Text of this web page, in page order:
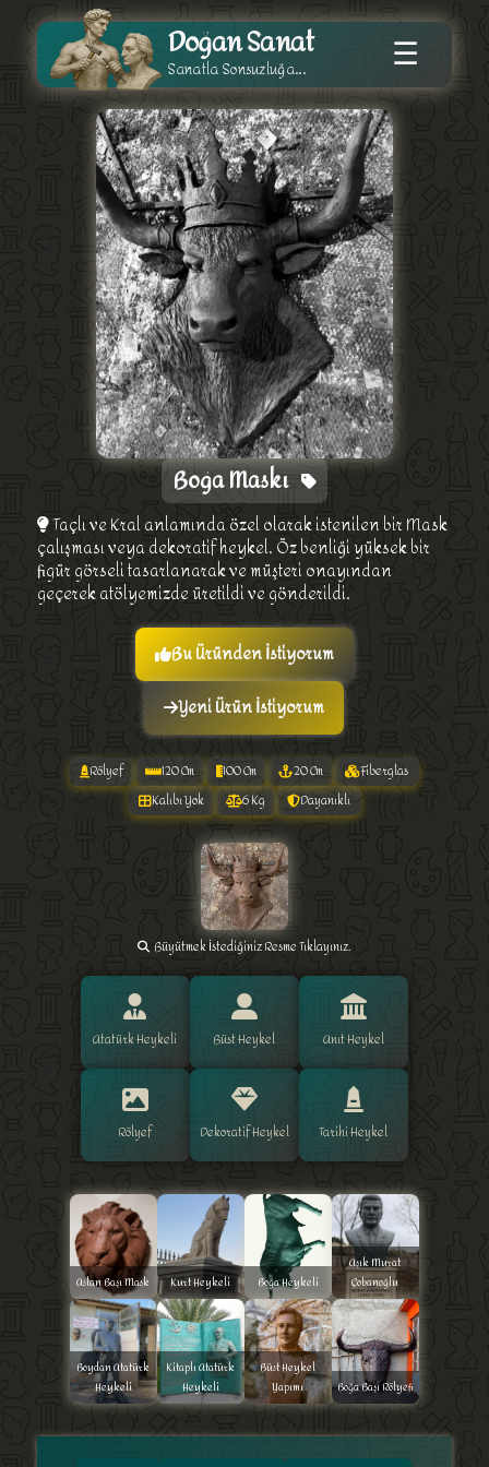
Doğan Sanat
Sanatla Sonsuzluğa... ☰
Boğa Maskı
Taçlı ve Kral anlamında özel olarak istenilen bir Mask
çalışması veya dekoratif heykel. Öz benliği yüksek bir
figür görseli tasarlanarak ve müşteri onayından
geçerek atölyemizde üretildi ve gönderildi.
Bu Üründen İstiyorum
Yeni Ürün İstiyorum
Rölyef 120 Cm 100 Cm 20 Cm
Fiberglas
Kalıbı Yok
6 Kg Dayanıklı
Büyütmek İstediğiniz Resme Tıklayınız.
Atatürk Heykeli Büst Heykel Anıt Heykel
Rölyef Dekoratif Heykel Tarihi Heykel
Aslan Başı Mask Kurt Heykeli Boğa Heykeli
Aşık Murat
Çobanoğlu
Boydan Atatürk
Heykeli
Kitaplı Atatürk
Heykeli
Büst Heykel
Yapımı
Boğa Başı Rölyefi